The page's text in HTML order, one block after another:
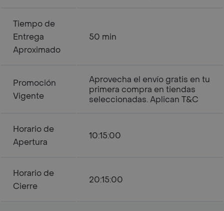
Tiempo de
Entrega
Aproximado
50 min
Promoción
Vigente
Aprovecha el envío gratis en tu
primera compra en tiendas
seleccionadas. Aplican T&C
Horario de
Apertura
10:15:00
Horario de
Cierre
20:15:00